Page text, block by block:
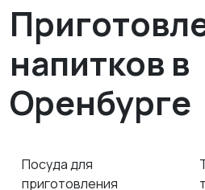
напитков в
Оренбурге
Посуда для
приготовления